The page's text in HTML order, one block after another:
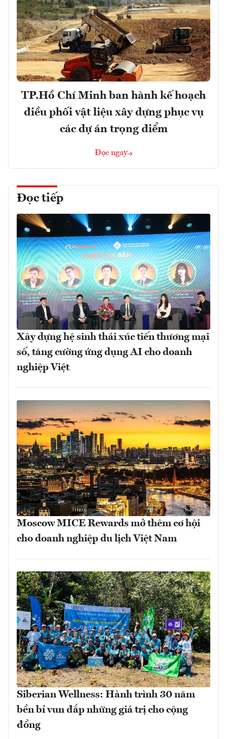
TP.Hồ Chí Minh ban hành kế hoạch
điều phối vật liệu xây dựng phục vụ
các dự án trọng điểm
Đọc ngay
Đọc tiếp
Xây dựng hệ sinh thái xúc tiến thương mại
số, tăng cường ứng dụng AI cho doanh
nghiệp Việt
Moscow MICE Rewards mở thêm cơ hội
cho doanh nghiệp du lịch Việt Nam
Siberian Wellness: Hành trình 30 năm
bền bỉ vun đắp những giá trị cho cộng
đồng